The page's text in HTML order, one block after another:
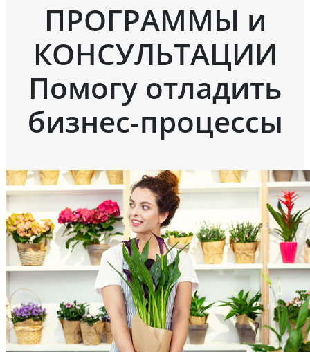
ПРОГРАММЫ и
КОНСУЛЬТАЦИИ
Помогу отладить
бизнес-процессы